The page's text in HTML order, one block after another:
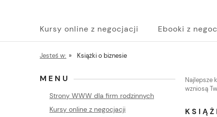
Kursy online z negocjacji Ebooki z
Pakiety (w pakiecie taniej)
Jesteś w: » Książki o biznesie
MENU
Strony WWW dla firm rodzinnych
Kursy online z negocjacji
Najlepsze
wzniosą